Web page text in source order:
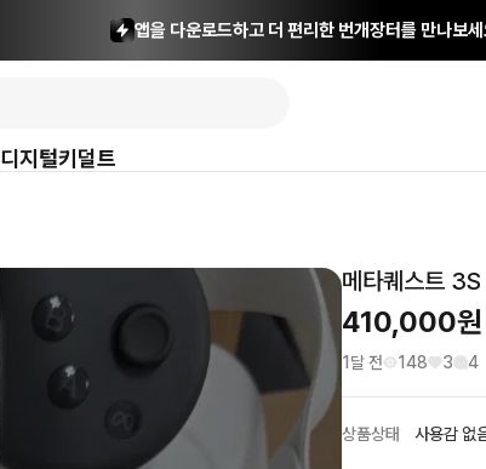
앱을 다운로드하고 더 편리한 번개장터를 만나보
디지털키덜트
메타퀘스트
410,000원
1달 전 148 3 4
상품상태 사용감 없